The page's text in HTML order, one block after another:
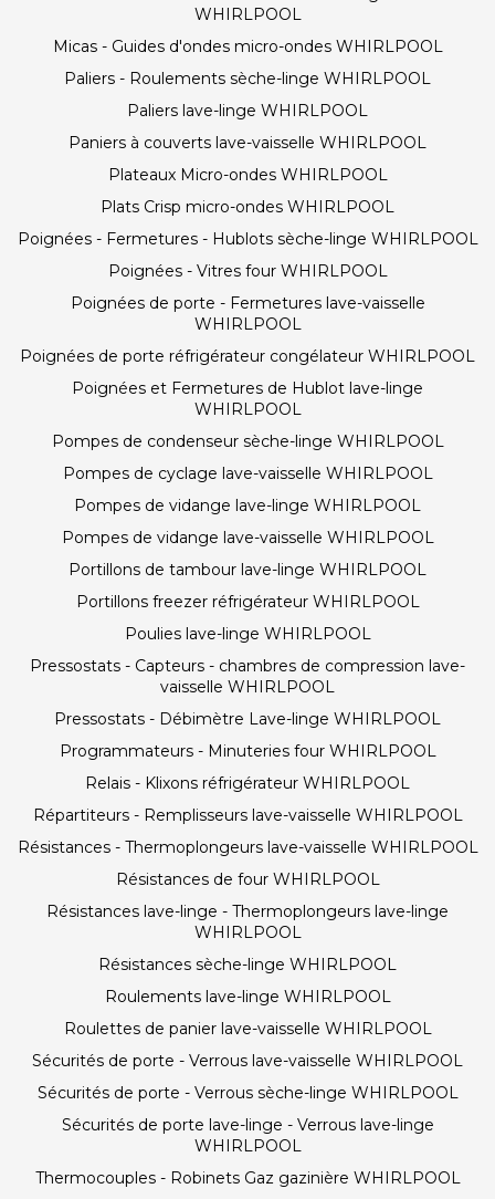
WHIRLPOOL
Micas - Guides d'ondes micro-ondes WHIRLPOOL
Paliers - Roulements sèche-linge WHIRLPOOL
Paliers lave-linge WHIRLPOOL
Paniers à couverts lave-vaisselle WHIRLPOOL
Plateaux Micro-ondes WHIRLPOOL
Plats Crisp micro-ondes WHIRLPOOL
Poignées - Fermetures - Hublots sèche-linge WHIRLPOOL
Poignées - Vitres four WHIRLPOOL
Poignées de porte - Fermetures lave-vaisselle
WHIRLPOOL
Poignées de porte réfrigérateur congélateur WHIRLPOOL
Poignées et Fermetures de Hublot lave-linge
WHIRLPOOL
Pompes de condenseur sèche-linge WHIRLPOOL
Pompes de cyclage lave-vaisselle WHIRLPOOL
Pompes de vidange lave-linge WHIRLPOOL
Pompes de vidange lave-vaisselle WHIRLPOOL
Portillons de tambour lave-linge WHIRLPOOL
Portillons freezer réfrigérateur WHIRLPOOL
Poulies lave-linge WHIRLPOOL
Pressostats - Capteurs - chambres de compression lave-
vaisselle WHIRLPOOL
Pressostats - Débimètre Lave-linge WHIRLPOOL
Programmateurs - Minuteries four WHIRLPOOL
Relais - Klixons réfrigérateur WHIRLPOOL
Répartiteurs - Remplisseurs lave-vaisselle WHIRLPOOL
Résistances - Thermoplongeurs lave-vaisselle WHIRLPOOL
Résistances de four WHIRLPOOL
Résistances lave-linge - Thermoplongeurs lave-linge
WHIRLPOOL
Résistances sèche-linge WHIRLPOOL
Roulements lave-linge WHIRLPOOL
Roulettes de panier lave-vaisselle WHIRLPOOL
Sécurités de porte - Verrous lave-vaisselle WHIRLPOOL
Sécurités de porte - Verrous sèche-linge WHIRLPOOL
Sécurités de porte lave-linge - Verrous lave-linge
WHIRLPOOL
Thermocouples - Robinets Gaz gazinière WHIRLPOOL